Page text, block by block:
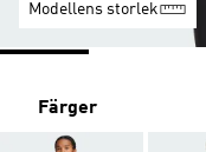
Modellens storlek
Färger